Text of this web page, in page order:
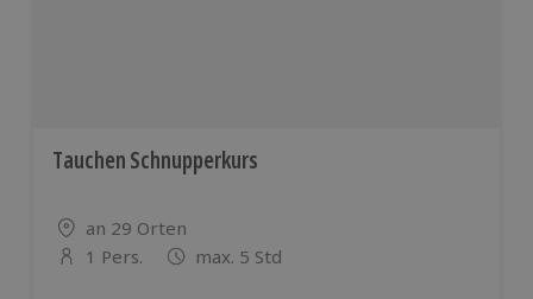
Tauchen Schnupperkurs
Standort
an 29 Orten
Anzahl der Teilnehmer
1 Pers. max. 5 Std